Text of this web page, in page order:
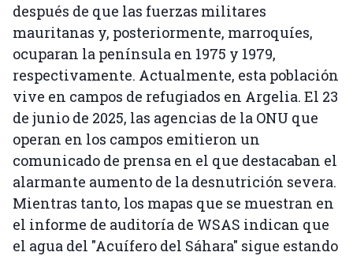
después de que las fuerzas militares
mauritanas y, posteriormente, marroquíes,
ocuparan la península en 1975 y 1979,
respectivamente. Actualmente, esta población
vive en campos de refugiados en Argelia. El 23
de junio de 2025, las agencias de la ONU que
operan en los campos emitieron un
comunicado de prensa en el que destacaban el
alarmante aumento de la desnutrición severa.
Mientras tanto, los mapas que se muestran en
el informe de auditoría de WSAS indican que
el agua del "Acuífero del Sáhara" sigue estando